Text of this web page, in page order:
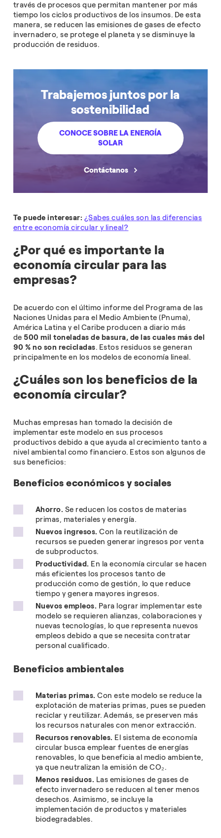
través de procesos que permitan mantener por más
tiempo los ciclos productivos de los insumos. De esta
manera, se reducen las emisiones de gases de efecto
invernadero, se protege el planeta y se disminuye la
producción de residuos.
Trabajemos juntos por la
sostenibilidad
CONOCE SOBRE LA ENERGÍA
SOLAR
Contáctanos
Te puede interesar: ¿Sabes cuáles son las diferencias
entre economía circular y lineal?
¿Por qué es importante la
economía circular para las
empresas?
De acuerdo con el último informe del Programa de las
Naciones Unidas para el Medio Ambiente (Pnuma),
América Latina y el Caribe producen a diario más
de 500 mil toneladas de basura, de las cuales más del
90 % no son recicladas. Estos residuos se generan
principalmente en los modelos de economía lineal.
¿Cuáles son los beneficios de la
economía circular?
Muchas empresas han tomado la decisión de
implementar este modelo en sus procesos
productivos debido a que ayuda al crecimiento tanto a
nivel ambiental como financiero. Estos son algunos de
sus beneficios:
Beneficios económicos y sociales
Ahorro. Se reducen los costos de materias
primas, materiales y energía.
Nuevos ingresos. Con la reutilización de
recursos se pueden generar ingresos por venta
de subproductos.
Productividad. En la economía circular se hacen
más eficientes los procesos tanto de
producción como de gestión, lo que reduce
tiempo y genera mayores ingresos.
Nuevos empleos. Para lograr implementar este
modelo se requieren alianzas, colaboraciones y
nuevas tecnologías, lo que representa nuevos
empleos debido a que se necesita contratar
personal cualificado.
Beneficios ambientales
Materias primas. Con este modelo se reduce la
explotación de materias primas, pues se pueden
reciclar y reutilizar. Además, se preserven más
los recursos naturales con menor extracción.
Recursos renovables. El sistema de economía
circular busca emplear fuentes de energías
renovables, lo que beneficia al medio ambiente,
ya que neutralizan la emisión de CO₂.
Menos residuos. Las emisiones de gases de
efecto invernadero se reducen al tener menos
desechos. Asimismo, se incluye la
implementación de productos y materiales
biodegradables.